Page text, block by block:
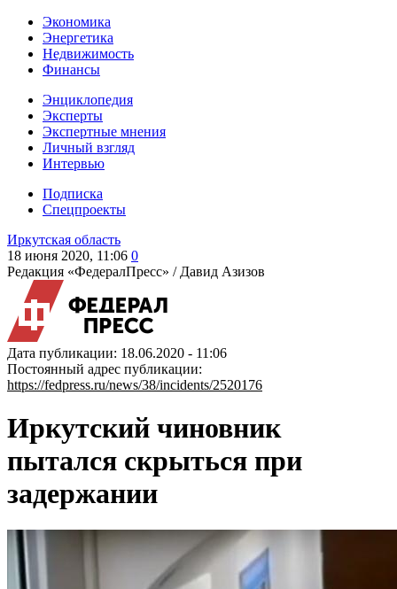
Экономика
Энергетика
Недвижимость
Финансы
Энциклопедия
Эксперты
Экспертные мнения
Личный взгляд
Интервью
Подписка
Спецпроекты
Иркутская область
18 июня 2020, 11:06 0
Редакция «ФедералПресс» / Давид Азизов
Дата публикации: 18.06.2020 - 11:06
Постоянный адрес публикации:
https://fedpress.ru/news/38/incidents/2520176
Иркутский чиновник
пытался скрыться при
задержании